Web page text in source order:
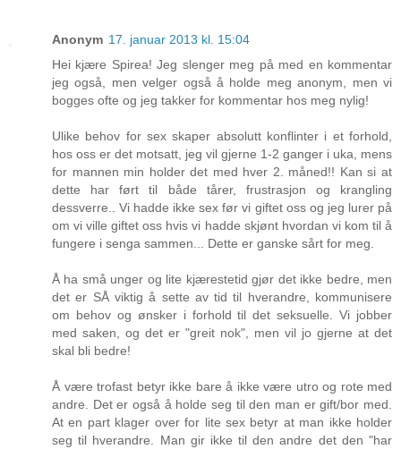
Anonym 17. januar 2013 kl. 15:04
Hei kjære Spirea! Jeg slenger meg på med en kommentar
jeg også, men velger også å holde meg anonym, men vi
bogges ofte og jeg takker for kommentar hos meg nylig!
Ulike behov for sex skaper absolutt konflinter i et forhold,
hos oss er det motsatt, jeg vil gjerne 1-2 ganger i uka, mens
for mannen min holder det med hver 2. måned!! Kan si at
dette har ført til både tårer, frustrasjon og krangling
dessverre.. Vi hadde ikke sex før vi giftet oss og jeg lurer på
om vi ville giftet oss hvis vi hadde skjønt hvordan vi kom til å
fungere i senga sammen... Dette er ganske sårt for meg.
Å ha små unger og lite kjærestetid gjør det ikke bedre, men
det er SÅ viktig å sette av tid til hverandre, kommunisere
om behov og ønsker i forhold til det seksuelle. Vi jobber
med saken, og det er "greit nok", men vil jo gjerne at det
skal bli bedre!
Å være trofast betyr ikke bare å ikke være utro og rote med
andre. Det er også å holde seg til den man er gift/bor med.
At en part klager over for lite sex betyr at man ikke holder
seg til hverandre. Man gir ikke til den andre det den "har